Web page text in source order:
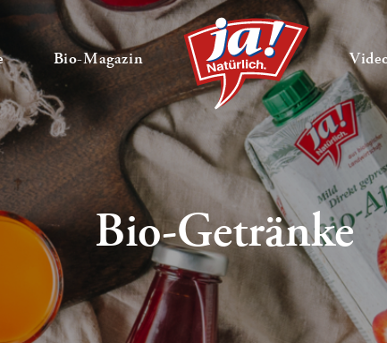
— Untermenü ausklappen
Bio-Magazin— Untermenü ausklappen
Bio-Getränke